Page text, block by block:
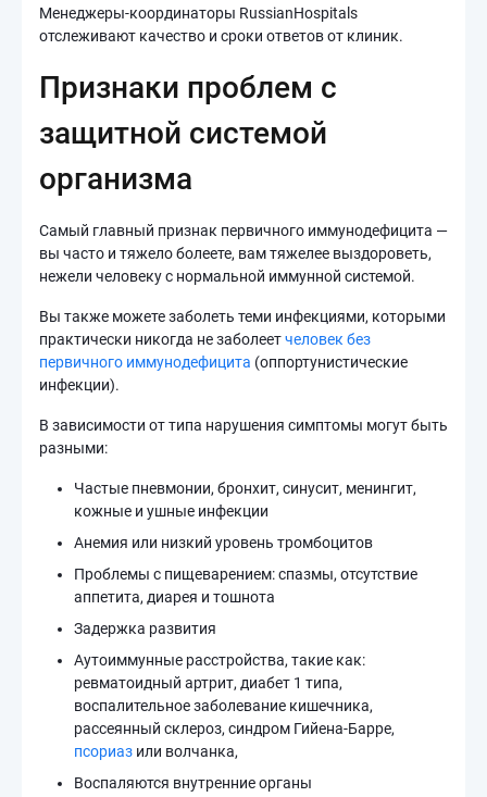
Менеджеры-координаторы RussianHospitals
отслеживают качество и сроки ответов от клиник.
Признаки проблем с
защитной системой
организма
Самый главный признак первичного иммунодефицита —
вы часто и тяжело болеете, вам тяжелее выздороветь,
нежели человеку с нормальной иммунной системой.
Вы также можете заболеть теми инфекциями, которыми
практически никогда не заболеетчеловек без
первичного иммунодефицита (оппортунистические
инфекции).
В зависимости от типа нарушения симптомы могут быть
разными:
Частые пневмонии, бронхит, синусит, менингит,
кожные и ушные инфекции
Анемия или низкий уровень тромбоцитов
Проблемы с пищеварением: спазмы, отсутствие
аппетита, диарея и тошнота
Задержка развития
Аутоиммунные расстройства, такие как:
ревматоидный артрит, диабет 1 типа,
воспалительное заболевание кишечника,
рассеянный склероз, синдром Гийена-Барре,
псориаз или волчанка,
Воспаляются внутренние органы